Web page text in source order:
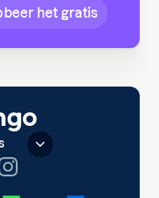
het gratis